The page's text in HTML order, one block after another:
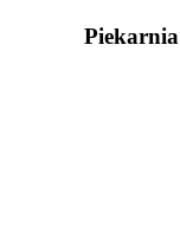
Piekarnia